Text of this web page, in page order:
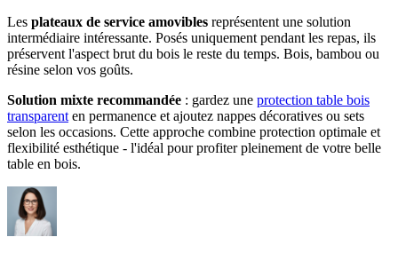
Les plateaux de service amovibles représentent une solution
intermédiaire intéressante. Posés uniquement pendant les repas, ils
préservent l'aspect brut du bois le reste du temps. Bois, bambou ou
résine selon vos goûts.
Solution mixte recommandée : gardez une protection table bois
transparent en permanence et ajoutez nappes décoratives ou sets
selon les occasions. Cette approche combine protection optimale et
flexibilité esthétique - l'idéal pour profiter pleinement de votre belle
table en bois.